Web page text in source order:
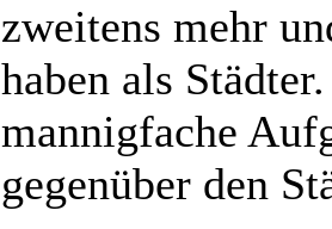
zweitens mehr
haben als
mannigfache
gegenüber den